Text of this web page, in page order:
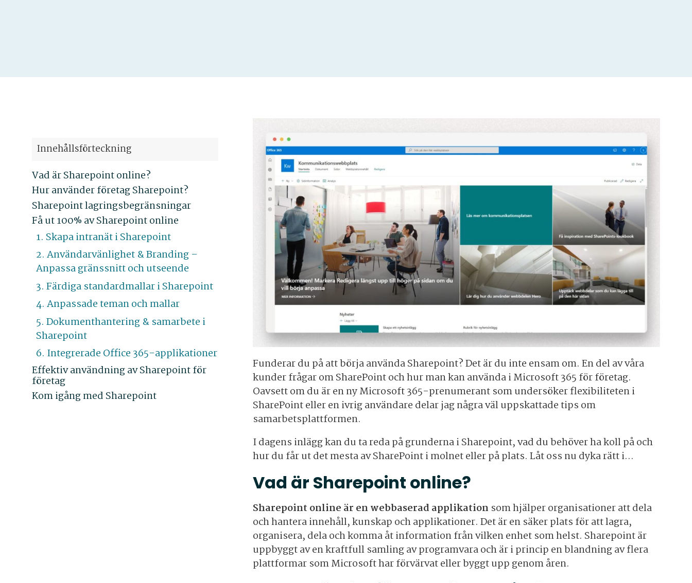
Innehållsförteckning
Vad är Sharepoint online?
Hur använder företag Sharepoint?
Sharepoint lagringsbegränsningar
Få ut 100% av Sharepoint online
1. Skapa intranät i Sharepoint
2. Användarvänlighet & Branding –
Anpassa gränssnitt och utseende
3. Färdiga standardmallar i Sharepoint
4. Anpassade teman och mallar
5. Dokumenthantering & samarbete i
Sharepoint
6. Integrerade Office 365-applikationer
Effektiv användning av Sharepoint för
företag
Kom igång med Sharepoint
Funderar du på att börja använda Sharepoint? Det är du inte ensam om. En del av våra
kunder frågar om SharePoint och hur man kan använda i Microsoft 365 för företag.
Oavsett om du är en ny Microsoft 365-prenumerant som undersöker flexibiliteten i
SharePoint eller en ivrig användare delar jag några väl uppskattade tips om
samarbetsplattformen.
I dagens inlägg kan du ta reda på grunderna i Sharepoint, vad du behöver ha koll på och
hur du får ut det mesta av SharePoint i molnet eller på plats. Låt oss nu dyka rätt i…
Vad är Sharepoint online?
Sharepoint online är en webbaserad applikation som hjälper organisationer att dela
och hantera innehåll, kunskap och applikationer. Det är en säker plats för att lagra,
organisera, dela och komma åt information från vilken enhet som helst. Sharepoint är
uppbyggt av en kraftfull samling av programvara och är i princip en blandning av flera
plattformar som Microsoft har förvärvat eller byggt upp genom åren.